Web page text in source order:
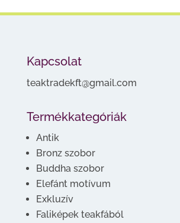
Kapcsolat
teaktradekft@gmail.com
Termékkategóriák
Antik
Bronz szobor
Buddha szobor
Elefánt motívum
Exkluzív
Faliképek teakfából